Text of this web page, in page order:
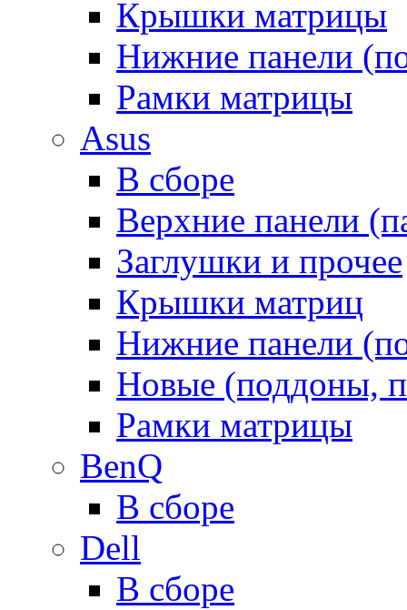
Крышки матрицы
Нижние панели
Рамки матрицы
Asus
В сборе
Верхние панели
Заглушки и прочее
Крышки матриц
Нижние панели
Новые (поддоны,
Рамки матрицы
BenQ
В сборе
Dell
В сборе